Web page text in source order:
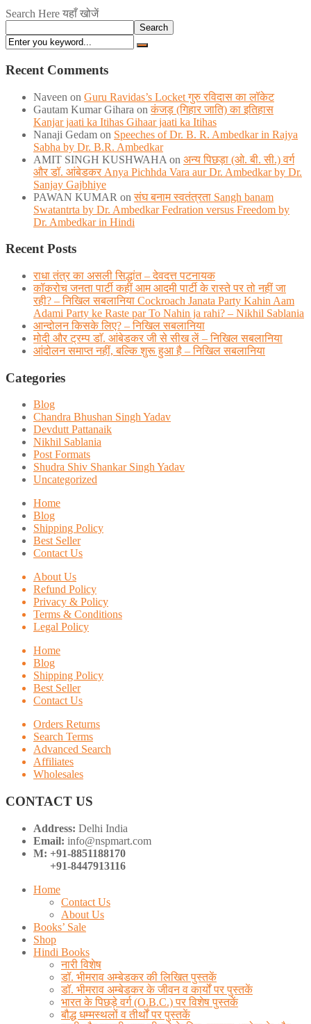
Search Here यहाँ खोजें
Search
Recent Comments
Naveen on Guru Ravidas’s Locket गुरु रविदास का लॉकेट
Gautam Kumar Gihara onकंजड़ (गिहार जाति) का इतिहास
Kanjar jaati ka Itihas Gihaar jaati ka Itihas
Nanaji Gedam on Speeches of Dr. B. R. Ambedkar in Rajya
Sabha by Dr. B.R. Ambedkar
AMIT SINGH KUSHWAHA on अन्य पिछड़ा (ओ. बी. सी.) वर्ग
और डॉ. आंबेडकर Anya Pichhda Vara aur Dr. Ambedkar by Dr.
Sanjay Gajbhiye
PAWAN KUMAR onसंघ बनाम स्वतंत्रता Sangh banam
Swatantrta by Dr. Ambedkar Fedration versus Freedom by
Dr. Ambedkar in Hindi
Recent Posts
राधा तंत्र का असली सिद्धांत – देवदत्त पटनायक
कॉकरोच जनता पार्टी कहीं आम आदमी पार्टी के रास्ते पर तो नहीं जा
रही? – निखिल सबलानिया Cockroach Janata Party Kahin Aam
Adami Party ke Raste par To Nahin ja rahi? – Nikhil Sablania
आन्दोलन किसके लिए? – निखिल सबलानिया
मोदी और ट्रम्प डाॅ. आंबेडकर जी से सीख लें – निखिल सबलानिया
आंदोलन समाप्त नहीं, बल्कि शुरू हुआ है – निखिल सबलानिया
Categories
Blog
Chandra Bhushan Singh Yadav
Devdutt Pattanaik
Nikhil Sablania
Post Formats
Shudra Shiv Shankar Singh Yadav
Uncategorized
Home
Blog
Shipping Policy
Best Seller
Contact Us
About Us
Refund Policy
Privacy & Policy
Terms & Conditions
Legal Policy
Home
Blog
Shipping Policy
Best Seller
Contact Us
Orders Returns
Search Terms
Advanced Search
Affiliates
Wholesales
CONTACT US
Address: Delhi India
Email: info@nspmart.com
M: +91-8851188170
+91-8447913116
Home
Contact Us
About Us
Books’ Sale
Shop
Hindi Books
नारी विशेष
डॉ. भीमराव अम्बेडकर की लिखित पुस्तकें
डॉ. भीमराव अम्बेडकर के जीवन व कार्यों पर पुस्तकें
भारत के पिछड़े वर्ग (O.B.C.) पर विशेष पुस्तकें
बौद्ध धम्मस्थलों व तीर्थों पर पुस्तकें